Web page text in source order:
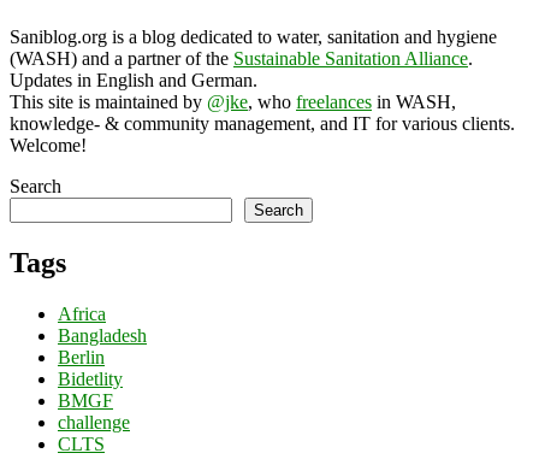
Saniblog.org is a blog dedicated to water, sanitation and hygiene
(WASH) and a partner of the Sustainable Sanitation Alliance.
Updates in English and German.
This site is maintained by @jke, who freelances in WASH,
knowledge- & community management, and IT for various clients.
Welcome!
Search
Search
Tags
Africa
Bangladesh
Berlin
Bidetlity
BMGF
challenge
CLTS